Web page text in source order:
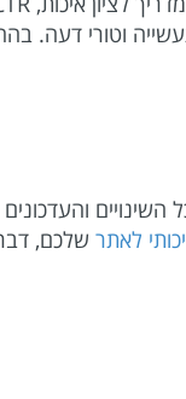
וטורי דעה.
מתעדכן בכל השינויים
לאתר